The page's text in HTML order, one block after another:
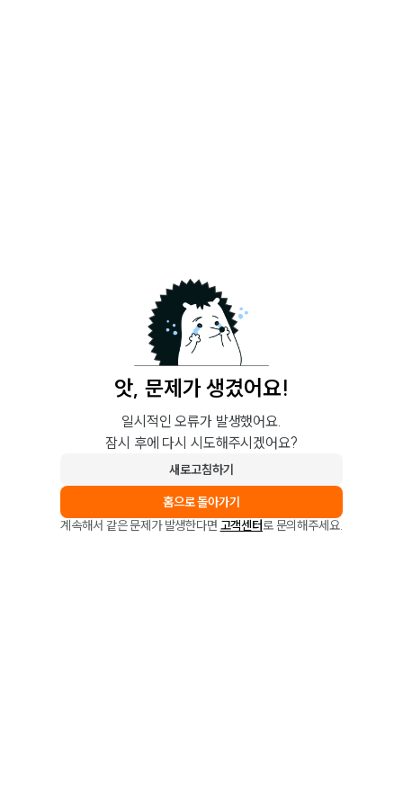
앗, 문제가 생겼어요!
일시적인 오류가 발생했어요.
잠시 후에 다시 시도해주시겠어요?
새로고침하기
홈으로 돌아가기
계속해서 같은 문제가 발생한다면 고객센터로 문의해주세요.